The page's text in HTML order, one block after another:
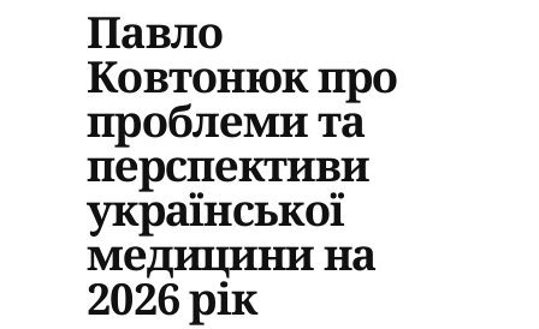
Павло
Ковтонюк про
проблеми та
перспективи
української
медицини на
2026 рік